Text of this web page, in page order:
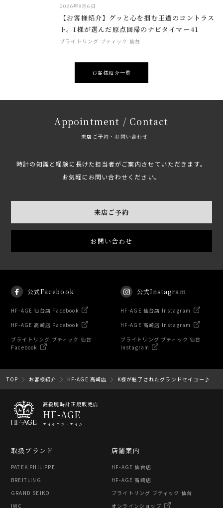
2026年8月6日
【お客様紹介】グッと心を掴む王道のコントラス
ト。I様が選んだ原点回帰のナビタイマー41
ブライトリング ブティック 仙台
お客様紹介一覧
Appointment / Contact
来店ご予約・お問い合わせ
時計の知識と経験に長けた担当者がご案内させていただきます。
お気軽にお問い合わせください。
来店ご予約
お問い合わせ
公式Facebook
HF-AGE 仙台店 Facebook
HF-AGE 高崎店 Facebook
ブライトリング ブティック 仙台
Facebook
公式Instagram
HF-AGE 仙台店 Instagram
HF-AGE 高崎店 Instagram
ブライトリング ブティック 仙台
Instagram
TOP お客様紹介 HF-AGE 高崎店 K様が魅了されたグランドセイコー♪
高級腕時計正規販売店
HF-AGE
エイチエフ・エイジ
取扱ブランド
PATEK PHILIPPE
BREITLING
GRAND SEIKO
IWC
店舗案内
HF-AGE 仙台店
HF-AGE 高崎店
ブライトリング ブティック 仙台
オンラインショップ